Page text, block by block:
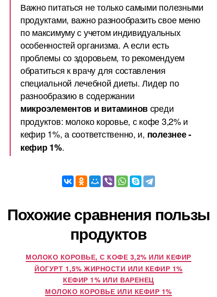
Важно питаться не только самыми полезными
продуктами, важно разнообразить свое меню
по максимуму с учетом индивидуальных
особенностей организма. А если есть
проблемы со здоровьем, то рекомендуем
обратиться к врачу для составления
специальной лечебной диеты. Лидер по
разнообразию в содержании
микроэлементов и витаминовсреди
продуктов: молоко коровье, с кофе 3,2% и
кефир 1%, а соответственно, и, полезнее -
кефир 1%.
Похожие сравнения пользы
продуктов
МОЛОКО КОРОВЬЕ, С КОФЕ 3,2% ИЛИ КЕФИР
ЙОГУРТ 1,5% ЖИРНОСТИ ИЛИ КЕФИР 1%
КЕФИР 1% ИЛИ ВАРЕНЕЦ
МОЛОКО КОРОВЬЕ ИЛИ КЕФИР 1%